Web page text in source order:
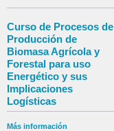
Curso de Procesos de
Producción de
Biomasa Agrícola y
Forestal para uso
Energético y sus
Implicaciones
Logísticas
Más información